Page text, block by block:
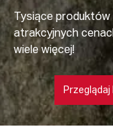
Tysiące produktów
atrakcyjnych
wiele więcej!
Przeglądaj